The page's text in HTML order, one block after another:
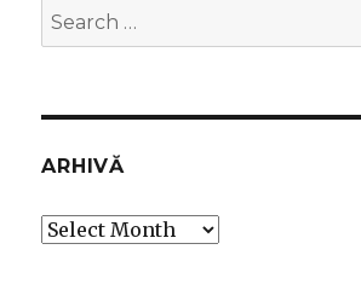
Search
for:
ARHIVĂ
Arhivă